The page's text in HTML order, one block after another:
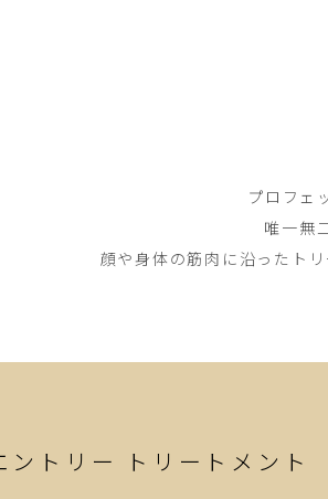
プロフェ
唯一無
顔や身体の筋肉に沿ったト
ントリー トリートメント